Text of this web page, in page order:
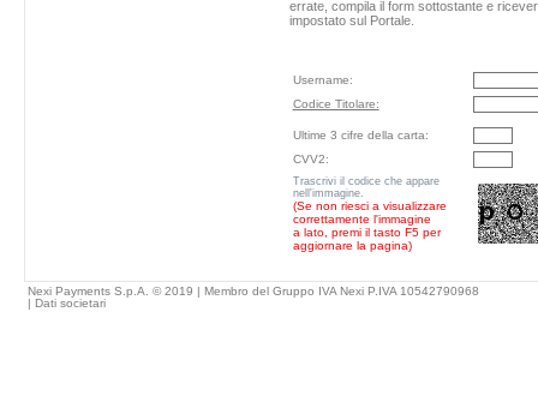
errate, compila il form sottostante e
impostato sul Portale.
Username:
Codice Titolare:
Ultime 3 cifre della carta:
CVV2:
Trascrivi il codice che appare
nell'immagine.
(Se non riesci a visualizzare
correttamente l'immagine
a lato, premi il tasto F5 per
aggiornare la pagina)
Nexi Payments S.p.A. © 2019 | Membro del Gruppo IVA Nexi P.IVA 10542790968
| Dati societari